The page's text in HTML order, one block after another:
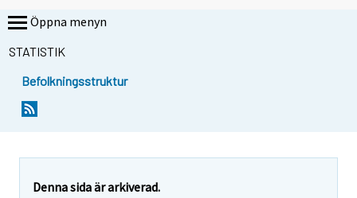
Öppna menyn
STATISTIK
Befolkningsstruktur
Denna sida är arkiverad.